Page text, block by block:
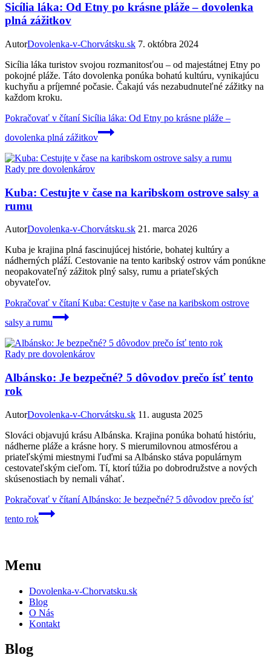
Sicília láka: Od Etny po krásne pláže – dovolenka
plná zážitkov
AutorDovolenka-v-Chorvátsku.sk 7. októbra 2024
Sicília láka turistov svojou rozmanitosťou – od majestátnej Etny po
pokojné pláže. Táto dovolenka ponúka bohatú kultúru, vynikajúcu
kuchyňu a príjemné počasie. Čakajú vás nezabudnuteľné zážitky na
každom kroku.
Pokračovať v čítaníSicília láka: Od Etny po krásne pláže –
dovolenka plná zážitkov
Rady pre dovolenkárov
Kuba: Cestujte v čase na karibskom ostrove salsy a
rumu
AutorDovolenka-v-Chorvátsku.sk 21. marca 2026
Kuba je krajina plná fascinujúcej histórie, bohatej kultúry a
nádherných pláží. Cestovanie na tento karibský ostrov vám ponúkne
neopakovateľný zážitok plný salsy, rumu a priateľských
obyvateľov.
Pokračovať v čítaníKuba: Cestujte v čase na karibskom ostrove
salsy a rumu
Rady pre dovolenkárov
Albánsko: Je bezpečné? 5 dôvodov prečo ísť tento
rok
AutorDovolenka-v-Chorvátsku.sk 11. augusta 2025
Slováci objavujú krásu Albánska. Krajina ponúka bohatú históriu,
nádherne pláže a krásne hory. S mierumilovnou atmosférou a
priateľskými miestnymi ľuďmi sa Albánsko stáva populárnym
cestovateľským cieľom. Tí, ktorí túžia po dobrodružstve a nových
skúsenostiach by nemali váhať.
Pokračovať v čítaníAlbánsko: Je bezpečné? 5 dôvodov prečo ísť
tento rok
Menu
Dovolenka-v-Chorvatsku.sk
Blog
O Nás
Kontakt
Blog